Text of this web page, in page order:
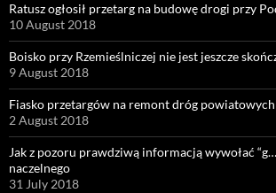
Ratusz ogłosił przetarg na budowę drogi przy
10 August 2018
Boisko przy Rzemieślniczej nie jest jeszcze
9 August 2018
Fiasko przetargów na remont dróg powiatowych
2 August 2018
Jak z pozoru prawdziwą informacją wywołać
naczelnego
31 July 2018